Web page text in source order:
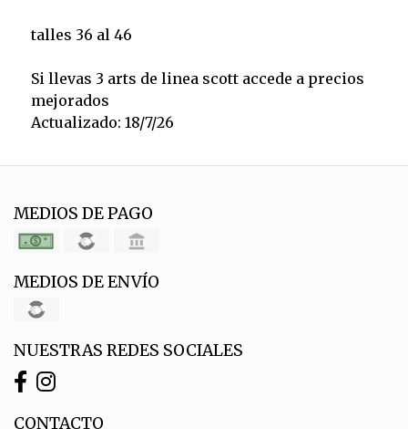
talles 36 al 46
Si llevas 3 arts de linea scott accede a precios
mejorados
Actualizado: 18/7/26
MEDIOS DE PAGO
MEDIOS DE ENVÍO
NUESTRAS REDES SOCIALES
CONTACTO